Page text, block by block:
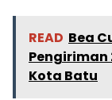
READ Bea
Pengiriman
Kota Batu